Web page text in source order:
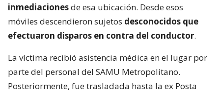
inmediacionesde esa ubicación. Desde esos
móviles descendieron sujetos desconocidos que
efectuaron disparos en contra del conductor.
La víctima recibió asistencia médica en el lugar por
parte del personal del SAMU Metropolitano.
Posteriormente, fue trasladada hasta la ex Posta